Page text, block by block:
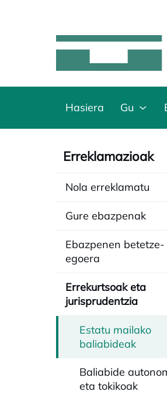
Hasiera Gu
Erreklamazioak
Nola erreklamatu
Gure ebazpenak
Ebazpenen betetze-
egoera
Errekurtsoak eta
jurisprudentzia
Estatu mailako
baliabideak
Baliabide
eta tokikoak